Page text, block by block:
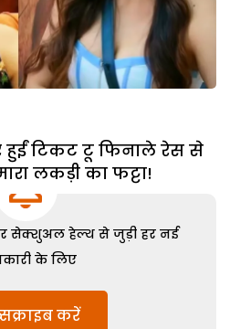
हुईं टिकट टू फिनाले रेस से
लकड़ी का फट्टा!
सेक्शुअल हेल्थ से जुड़ी हर नई
के लिए
करें